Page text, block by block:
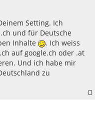
Setting. Ich
und für Deutsche
Inhalte
. Ich weiss
auf google.ch oder .at
Und ich habe mir
zu